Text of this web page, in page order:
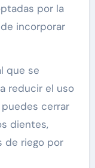
por la
incorporar
que se
reducir el uso
cerrar
dientes,
de riego por